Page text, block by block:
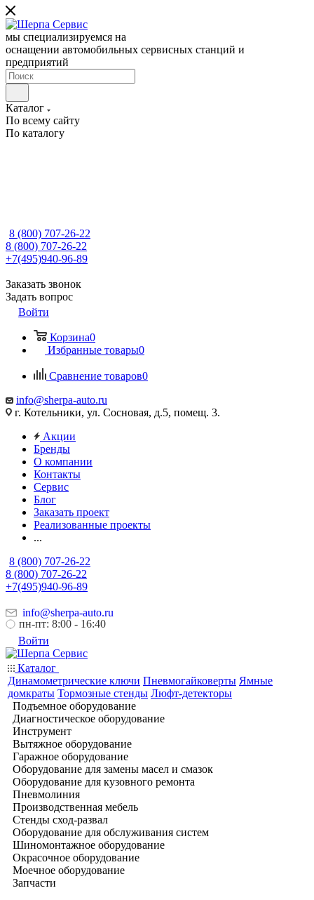
мы специализируемся на
оснащении автомобильных сервисных станций и
предприятий
Каталог
По всему сайту
По каталогу
8 (800) 707-26-22
8 (800) 707-26-22
+7(495)940-96-89
Заказать звонок
Задать вопрос
Войти
Корзина0
Избранные товары0
Сравнение товаров0
info@sherpa-auto.ru
г. Котельники, ул. Сосновая, д.5, помещ. 3.
Акции
Бренды
О компании
Контакты
Сервис
Блог
Заказать проект
Реализованные проекты
...
8 (800) 707-26-22
8 (800) 707-26-22
+7(495)940-96-89
info@sherpa-auto.ru
пн-пт: 8:00 - 16:40
Войти
Каталог
Динамометрические ключи Пневмогайковерты Ямные
домкраты Тормозные стенды Люфт-детекторы
Подъемное оборудование
Диагностическое оборудование
Инструмент
Вытяжное оборудование
Гаражное оборудование
Оборудование для замены масел и смазок
Оборудование для кузовного ремонта
Пневмолиния
Производственная мебель
Стенды сход-развал
Оборудование для обслуживания систем
Шиномонтажное оборудование
Окрасочное оборудование
Моечное оборудование
Запчасти